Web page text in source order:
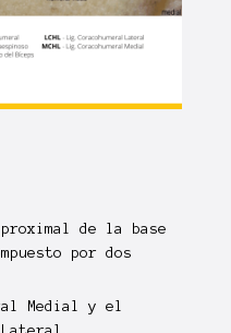
de la base
por dos
Medial y el